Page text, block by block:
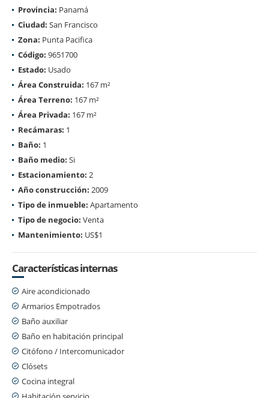
Provincia: Panamá
Ciudad: San Francisco
Zona: Punta Pacifica
Código: 9651700
Estado: Usado
Área Construida: 167 m²
Área Terreno: 167 m²
Área Privada: 167 m²
Recámaras: 1
Baño: 1
Baño medio: Si
Estacionamiento: 2
Año construcción: 2009
Tipo de inmueble: Apartamento
Tipo de negocio: Venta
Mantenimiento: US$1
Características internas
Aire acondicionado
Armarios Empotrados
Baño auxiliar
Baño en habitación principal
Citófono / Intercomunicador
Clósets
Cocina integral